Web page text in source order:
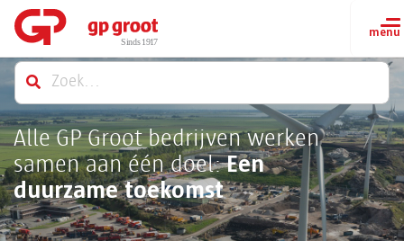
Alle GP Groot bedrijven werken
samen aan één doel: Een
duurzame toekomst